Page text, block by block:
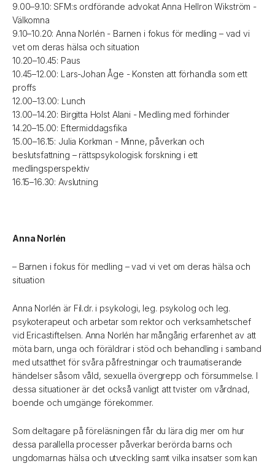
9.00–9.10: SFM:s ordförande advokat Anna Hellron Wikström -
Välkomna
9.10–10.20: Anna Norlén - Barnen i fokus för medling – vad vi
vet om deras hälsa och situation
10.20–10.45: Paus
10.45–12.00: Lars-Johan Åge - Konsten att förhandla som ett
proffs
12.00–13.00: Lunch
13.00–14.20: Birgitta Holst Alani - Medling med förhinder
14.20–15.00: Eftermiddagsfika
15.00–16.15: Julia Korkman - Minne, påverkan och
beslutsfattning – rättspsykologisk forskning i ett
medlingsperspektiv
16.15–16.30: Avslutning
Anna Norlén
– Barnen i fokus för medling – vad vi vet om deras hälsa och
situation
Anna Norlén är Fil.dr. i psykologi, leg. psykolog och leg.
psykoterapeut och arbetar som rektor och verksamhetschef
vid Ericastiftelsen. Anna Norlén har mångårig erfarenhet av att
möta barn, unga och föräldrar i stöd och behandling i samband
med utsatthet för svåra påfrestningar och traumatiserande
händelser såsom våld, sexuella övergrepp och försummelse. I
dessa situationer är det också vanligt att tvister om vårdnad,
boende och umgänge förekommer.
Som deltagare på föreläsningen får du lära dig mer om hur
dessa parallella processer påverkar berörda barns och
ungdomarnas hälsa och utveckling samt vilka insatser som kan